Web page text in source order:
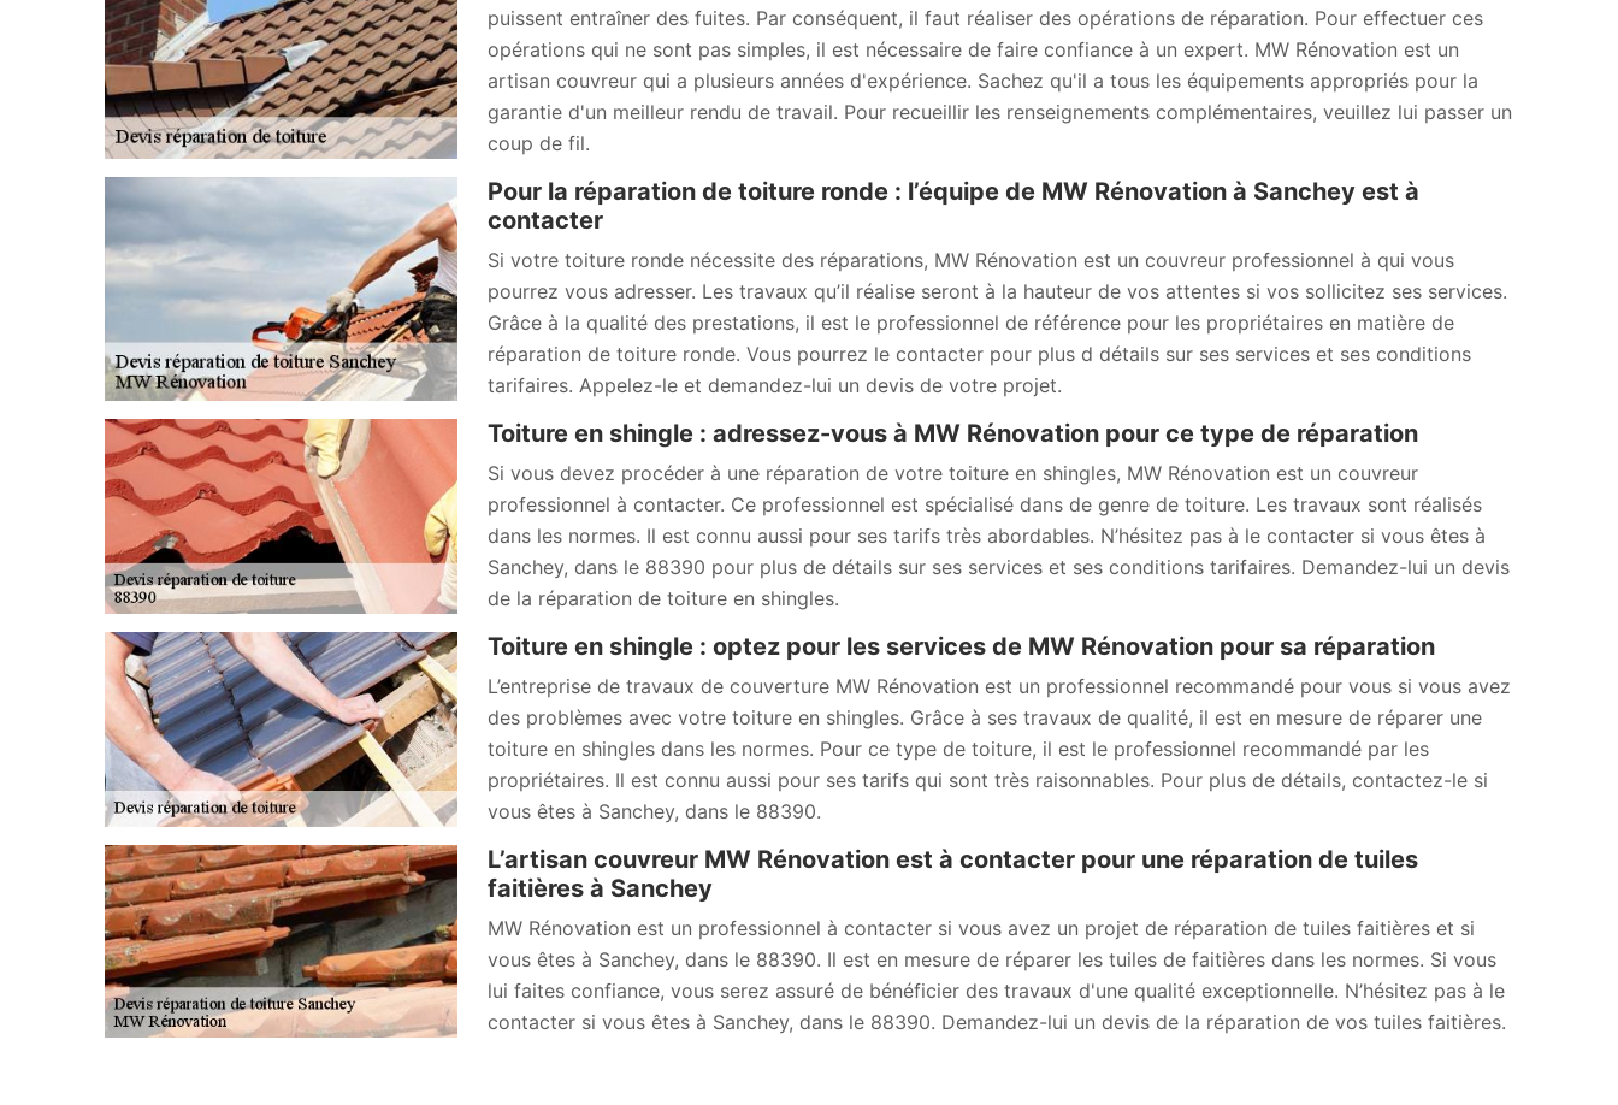
puissent entraîner des fuites. Par conséquent, il faut réaliser des opérations de réparation. Pour effectuer ces
opérations qui ne sont pas simples, il est nécessaire de faire confiance à un expert. MW Rénovation est un
artisan couvreur qui a plusieurs années d'expérience. Sachez qu'il a tous les équipements appropriés pour la
garantie d'un meilleur rendu de travail. Pour recueillir les renseignements complémentaires, veuillez lui passer un
coup de fil.
Pour la réparation de toiture ronde : l’équipe de MW Rénovation à Sanchey est à
contacter
Si votre toiture ronde nécessite des réparations, MW Rénovation est un couvreur professionnel à qui vous
pourrez vous adresser. Les travaux qu’il réalise seront à la hauteur de vos attentes si vos sollicitez ses services.
Grâce à la qualité des prestations, il est le professionnel de référence pour les propriétaires en matière de
réparation de toiture ronde. Vous pourrez le contacter pour plus d détails sur ses services et ses conditions
tarifaires. Appelez-le et demandez-lui un devis de votre projet.
Toiture en shingle : adressez-vous à MW Rénovation pour ce type de réparation
Si vous devez procéder à une réparation de votre toiture en shingles, MW Rénovation est un couvreur
professionnel à contacter. Ce professionnel est spécialisé dans de genre de toiture. Les travaux sont réalisés
dans les normes. Il est connu aussi pour ses tarifs très abordables. N’hésitez pas à le contacter si vous êtes à
Sanchey, dans le 88390 pour plus de détails sur ses services et ses conditions tarifaires. Demandez-lui un devis
de la réparation de toiture en shingles.
Toiture en shingle : optez pour les services de MW Rénovation pour sa réparation
L’entreprise de travaux de couverture MW Rénovation est un professionnel recommandé pour vous si vous avez
des problèmes avec votre toiture en shingles. Grâce à ses travaux de qualité, il est en mesure de réparer une
toiture en shingles dans les normes. Pour ce type de toiture, il est le professionnel recommandé par les
propriétaires. Il est connu aussi pour ses tarifs qui sont très raisonnables. Pour plus de détails, contactez-le si
vous êtes à Sanchey, dans le 88390.
L’artisan couvreur MW Rénovation est à contacter pour une réparation de tuiles
faitières à Sanchey
MW Rénovation est un professionnel à contacter si vous avez un projet de réparation de tuiles faitières et si
vous êtes à Sanchey, dans le 88390. Il est en mesure de réparer les tuiles de faitières dans les normes. Si vous
lui faites confiance, vous serez assuré de bénéficier des travaux d'une qualité exceptionnelle. N’hésitez pas à le
contacter si vous êtes à Sanchey, dans le 88390. Demandez-lui un devis de la réparation de vos tuiles faitières.